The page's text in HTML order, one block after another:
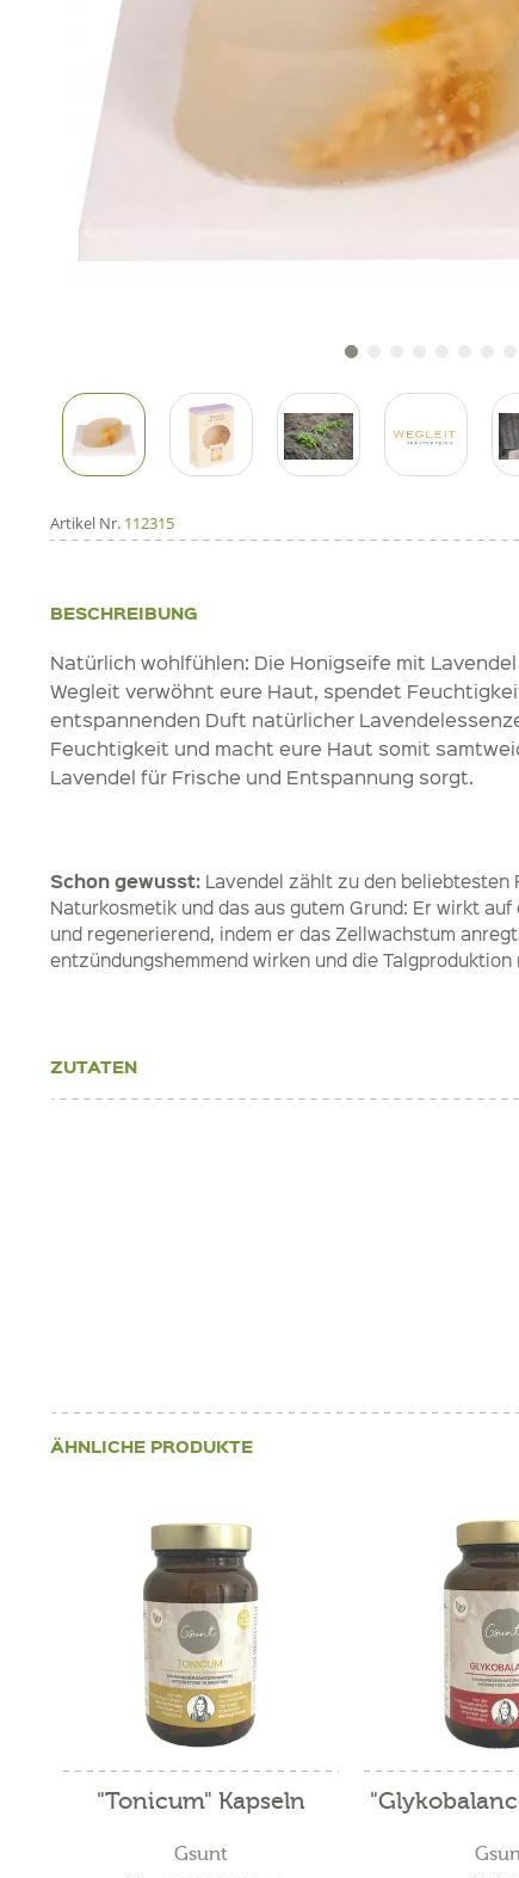
Artikel Nr. 112315
BESCHREIBUNG
Natürlich wohlfühlen: Die Honigseife mit
Wegleit verwöhnt eure Haut, spendet
entspannenden Duft natürlicher
Feuchtigkeit und macht eure Haut somit
Lavendel für Frische und Entspannung sorgt.
Schon gewusst: Lavendel zählt zu den beliebtesten
Naturkosmetik und das aus gutem Grund: Er wirkt
und regenerierend, indem er das Zellwachstum
entzündungshemmend wirken und die Talgproduktion
ZUTATEN
ÄHNLICHE PRODUKTE
"Tonicum" Kapseln
Gsunt